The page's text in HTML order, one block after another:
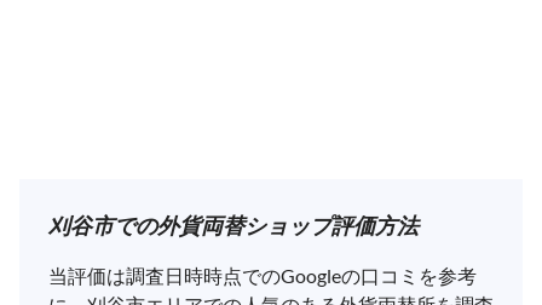
刈谷市での外貨両替ショップ評価方法
当評価は調査日時時点でのGoogleの口コミを参考